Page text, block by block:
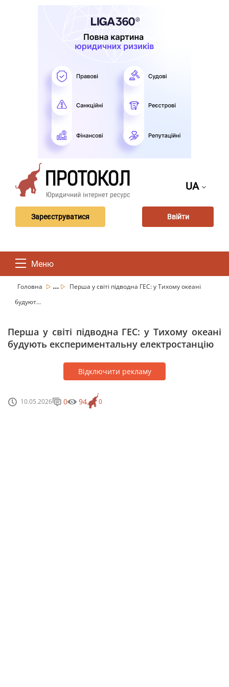
UA
Зареєструватися Ввійти
Меню
Головна ...
Перша у світі підводна ГЕС: у Тихому океані
будуют...
Перша у світі підводна ГЕС: у Тихому океані
будують експериментальну електростанцію
Відключити рекламу
10.05.2026 0
0 94